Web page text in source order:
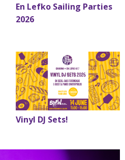
En Lefko Sailing Parties
2026
Vinyl DJ Sets!